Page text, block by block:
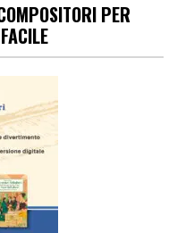
PER